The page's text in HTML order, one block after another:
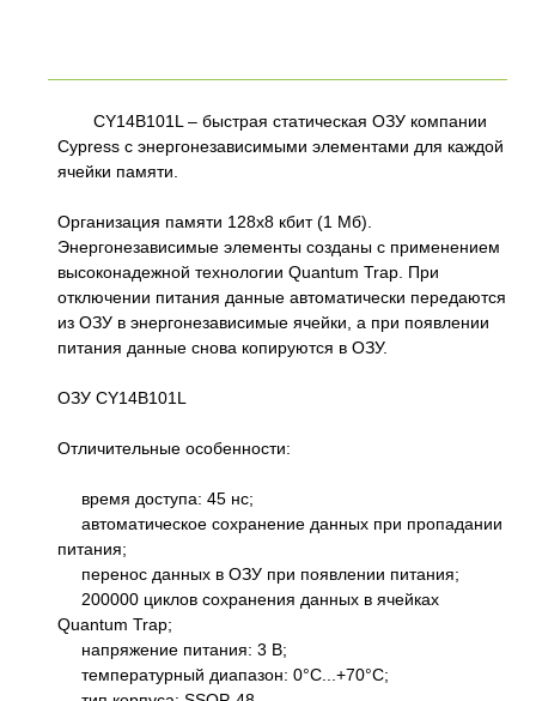
CY14B101L – быстрая статическая ОЗУ компании
Cypress с энергонезависимыми элементами для каждой
ячейки памяти.
Организация памяти 128х8 кбит (1 Мб).
Энергонезависимые элементы созданы с применением
высоконадежной технологии Quantum Trap. При
отключении питания данные автоматически передаются
из ОЗУ в энергонезависимые ячейки, а при появлении
питания данные снова копируются в ОЗУ.
ОЗУ CY14B101L
Отличительные особенности:
время доступа: 45 нс;
автоматическое сохранение данных при пропадании
питания;
перенос данных в ОЗУ при появлении питания;
200000 циклов сохранения данных в ячейках
Quantum Trap;
напряжение питания: 3 В;
температурный диапазон: 0°C...+70°С;